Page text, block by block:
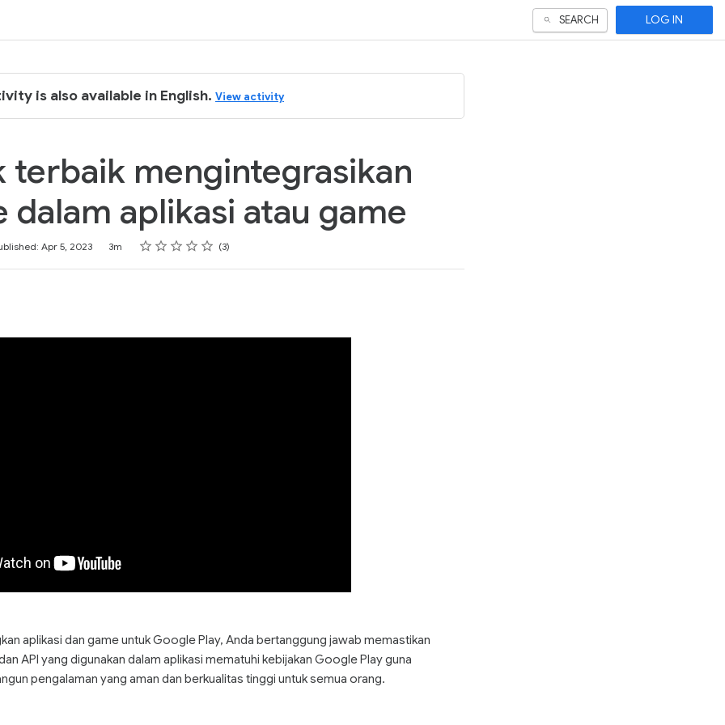
SEARCH LOG IN
is also available in English. View activity
terbaik mengintegrasikan
dalam aplikasi atau game
Apr 5, 2023 3m Rating
1 star
2 stars
3 stars
4 stars
5 stars 3
aplikasi dan game untuk Google Play, Anda bertanggung jawab memastikan
API yang digunakan dalam aplikasi mematuhi kebijakan Google Play guna
pengalaman yang aman dan berkualitas tinggi untuk semua orang.